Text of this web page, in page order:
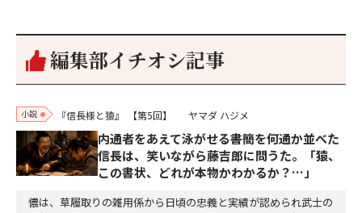
編集部イチオシ記事
小説 『信長様と猿』 【第5回】 ヤマダ ハジメ
内通者をあえて泳がせる――書簡を何通か並べた
信長は、笑いながら藤吉郎に問うた。「猿、
この書状、どれが本物かわかるか？…」
儂は、草履取りの雑用係から日頃の忠義と実績が認められ武士の